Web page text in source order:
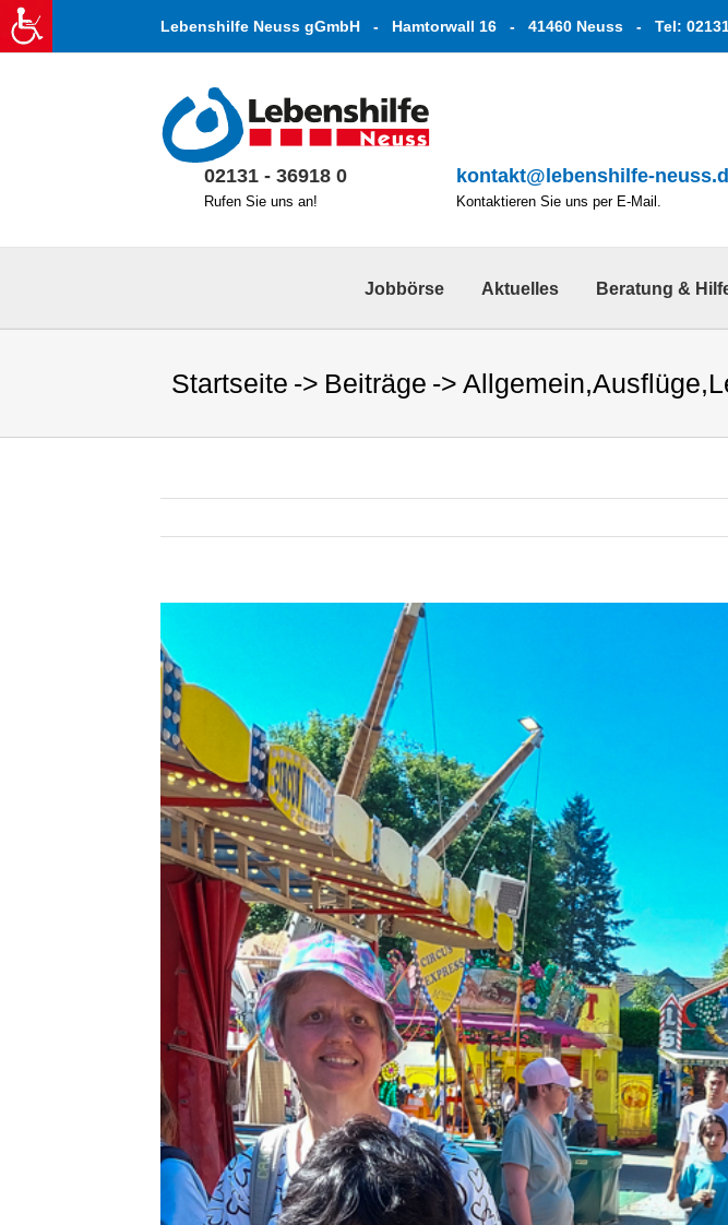
Zum
Inhalt
springen
Lebenshilfe Neuss gGmbH - Hamtorwall 16 - 41460 Neuss - Tel:
02131 - 36918 0
Rufen Sie uns an!
kontakt@lebenshilfe-
Kontaktieren Sie uns per E-Mail.
Jobbörse Aktuelles Beratung &
Startseite Beiträge Allgemein,Ausflüge,
grösseres
Bild